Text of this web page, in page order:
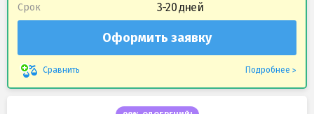
Срок 3-20 дней
Оформить заявку
Сравнить Подробнее